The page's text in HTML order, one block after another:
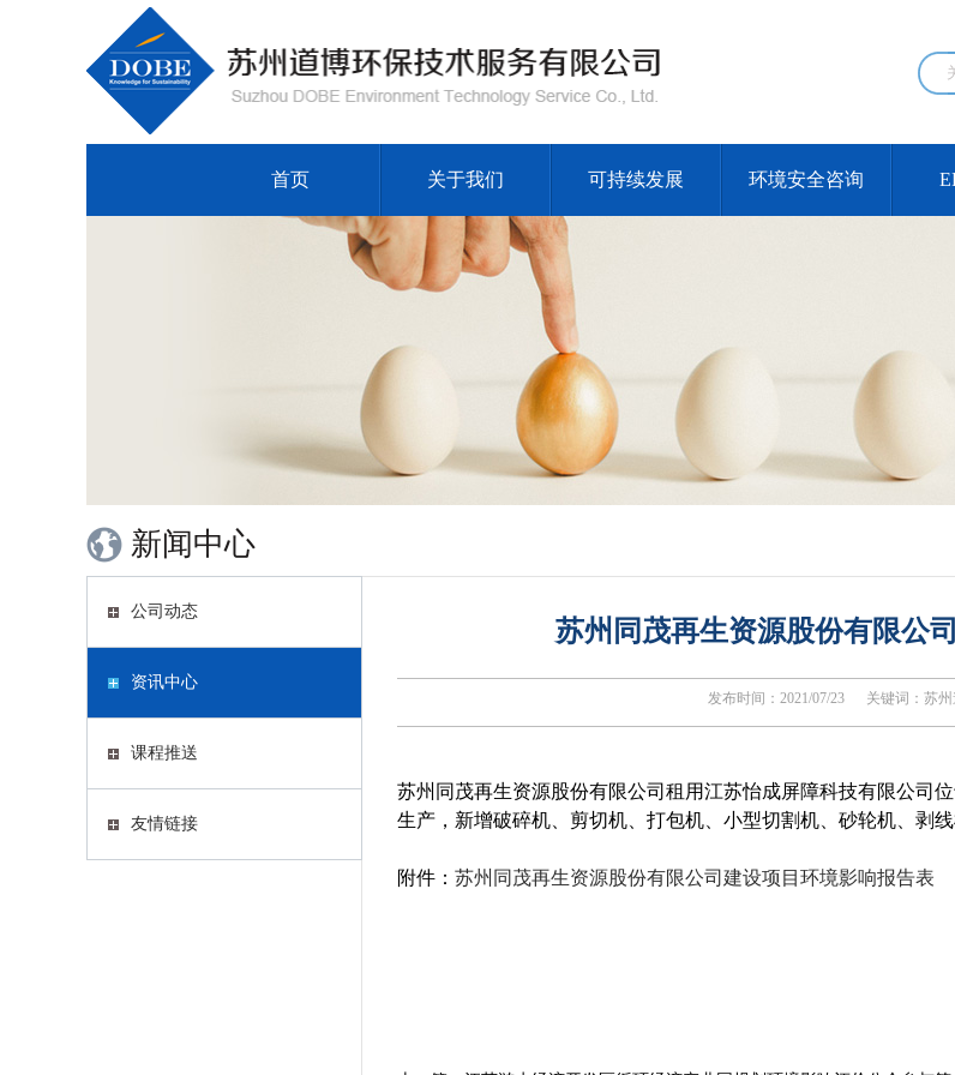
首页 关于我们 可持续发展 环境安全咨询
新闻中心
公司动态
资讯中心
课程推送
友情链接
苏州同茂再生资源股份有限公
发布时间：2021/07/23 关键词：苏州
苏州同茂再生资源股份有限公司租用江苏怡成屏障科技有限公司
生产，新增破碎机、剪切机、打包机、小型切割机、砂轮机、剥
附件： 苏州同茂再生资源股份有限公司建设项目环境影响报告表